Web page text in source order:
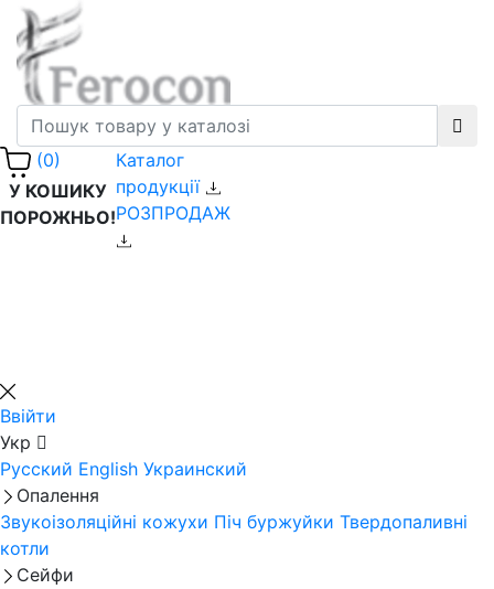
(0)
У КОШИКУ
ПОРОЖНЬО!
Каталог
продукції
РОЗПРОДАЖ
Ввійти
Укр
Русский English Украинский
Опалення
Звукоізоляційні кожухи Піч буржуйки Твердопаливні
котли
Сейфи